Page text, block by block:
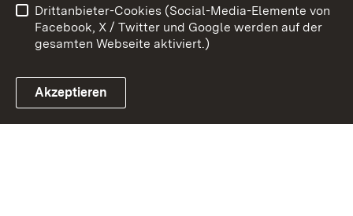
Link zum Landesportal
Impressum
Cookies
Drittanbieter-Cookies (Social-Media-Elemente von
Facebook, X / Twitter und Google werden auf der
gesamten Webseite aktiviert.)
Akzeptieren